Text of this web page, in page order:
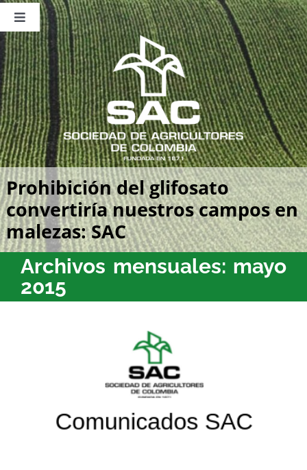
Saltar
contenido
Toggle
Navigation
Nosotros
Publicaciones
Sala de Prensa
Eventos
Prohibición del glifosato
convertiría nuestros campos en
malezas: SAC
Archivos mensuales: mayo
2015